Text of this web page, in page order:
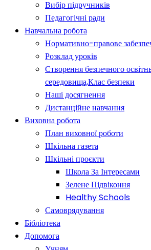
Вибір підручників
Педагогічні ради
Навчальна робота
Нормативно-правове
Розклад уроків
Створення безпечного
середовища,Клас безпеки
Наші досягнення
Дистанційне навчання
Виховна робота
План виховної роботи
Шкільна газета
Шкільні проєкти
Школа За Інтересами
Зелене Підвіконня
Healthy Schools
Самоврядування
Бібліотека
Допомога